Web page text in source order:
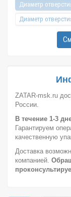
Диаметр
Диаметр
Город: Ярославль
Город:
Город: Самара
Город: Нижний
Город: Волгоград
Город: Краснодар
Город: Барнаул
ZATAR-msk.ru
России.
В течение 1-3
Гарантируем
качественную
Доставка
компанией.